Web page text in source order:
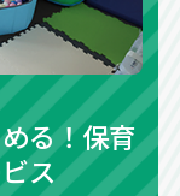
る！保育
ス